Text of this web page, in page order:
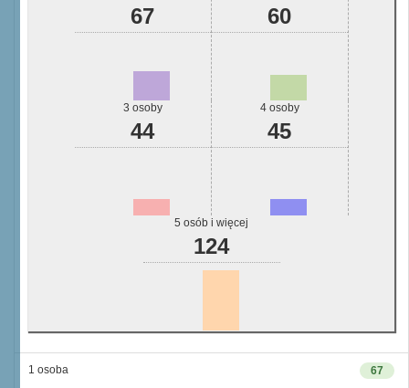
67 60
3 osoby
44
4 osoby
45
5 osób i więcej
124
67
1 osoba